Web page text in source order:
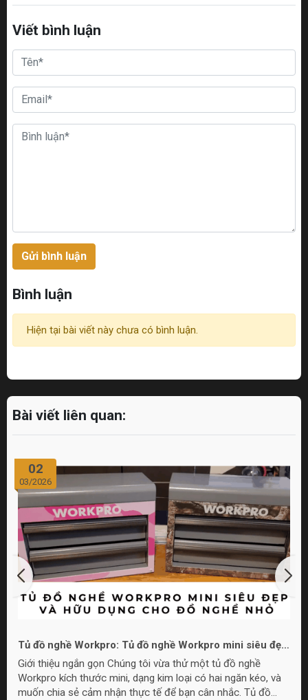
Viết bình luận
Gửi bình luận
Bình luận
Hiện tại bài viết này chưa có bình luận.
Bài viết liên quan:
02
03/2026
Tủ đồ nghề Workpro: Tủ đồ nghề Workpro mini siêu đẹp
và hữu dụng cho đồ nghề nhỏ
Giới thiệu ngắn gọn Chúng tôi vừa thử một tủ đồ nghề
Workpro kích thước mini, dạng kim loại có hai ngăn kéo, và
muốn chia sẻ cảm nhận thực tế để bạn cân nhắc. Tủ đồ